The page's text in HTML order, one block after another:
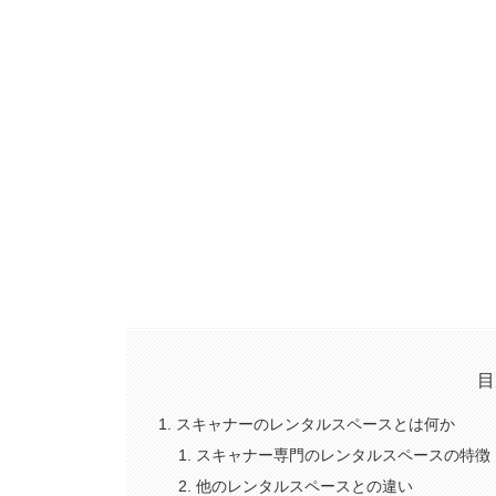
スキャナーのレンタルスペースとは何か
スキャナー専門のレンタルスペースの特徴
他のレンタルスペースとの違い